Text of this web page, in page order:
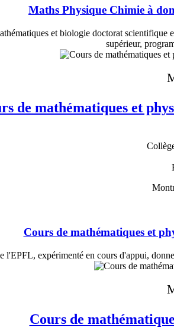
Maths Physique Chimie à
et biologie doctorat
supérieur,
de mathématiques et
Cours de mathématiques et
l'EPFL, expérimenté en cours d'appui,
Cours de